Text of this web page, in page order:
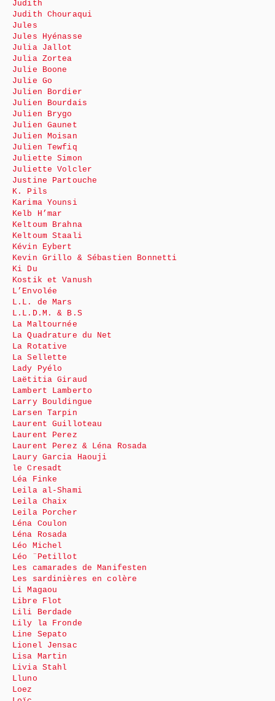
Judith
Judith Chouraqui
Jules
Jules Hyénasse
Julia Jallot
Julia Zortea
Julie Boone
Julie Go
Julien Bordier
Julien Bourdais
Julien Brygo
Julien Gaunet
Julien Moisan
Julien Tewfiq
Juliette Simon
Juliette Volcler
Justine Partouche
K. Pils
Karima Younsi
Kelb H’mar
Keltoum Brahna
Keltoum Staali
Kévin Eybert
Kevin Grillo & Sébastien Bonnetti
Ki Du
Kostik et Vanush
L’Envolée
L.L. de Mars
L.L.D.M. & B.S
La Maltournée
La Quadrature du Net
La Rotative
La Sellette
Lady Pyélo
Laëtitia Giraud
Lambert Lamberto
Larry Bouldingue
Larsen Tarpin
Laurent Guilloteau
Laurent Perez
Laurent Perez & Léna Rosada
Laury Garcia Haouji
le Cresadt
Léa Finke
Leila al-Shami
Leila Chaix
Leila Porcher
Léna Coulon
Léna Rosada
Léo Michel
Léo ¨Petillot
Les camarades de Manifesten
Les sardinières en colère
Li Magaou
Libre Flot
Lili Berdade
Lily la Fronde
Line Sepato
Lionel Jensac
Lisa Martin
Livia Stahl
Lluno
Loez